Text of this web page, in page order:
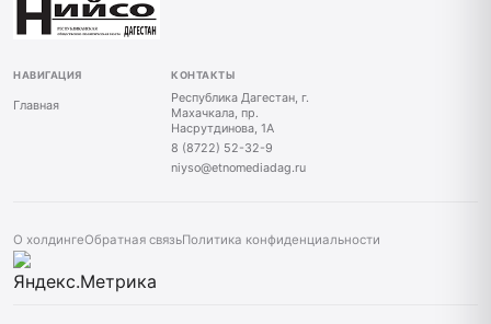
НАВИГАЦИЯ
Главная
КОНТАКТЫ
Республика Дагестан, г.
Махачкала, пр.
Насрутдинова, 1А
8 (8722) 52-32-9
niyso@etnomediadag.ru
О холдингеОбратная связьПолитика конфиденциальности